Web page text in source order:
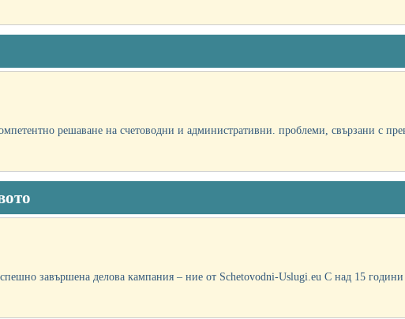
решаване на счетоводни и административни. проблеми, свързани с
завършена делова кампания – ние от Schetovodni-Uslugi.eu С над 15 години